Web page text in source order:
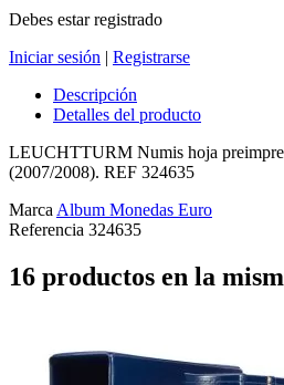
Debes estar registrado
Iniciar sesión | Registrarse
Descripción
Detalles del producto
LEUCHTTURM Numis hoja
(2007/2008). REF 324635
Marca Album Monedas Euro
Referencia 324635
16 productos en la